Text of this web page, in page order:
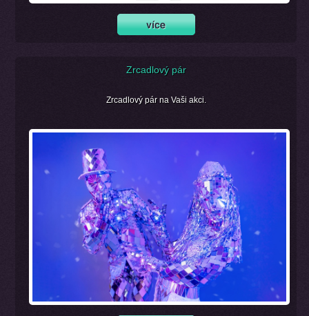
Zrcadlový pár
Zrcadlový pár na Vaši akci.